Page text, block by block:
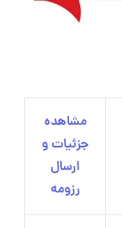
مشاهده
جزئیات و
ارسال
رزومه